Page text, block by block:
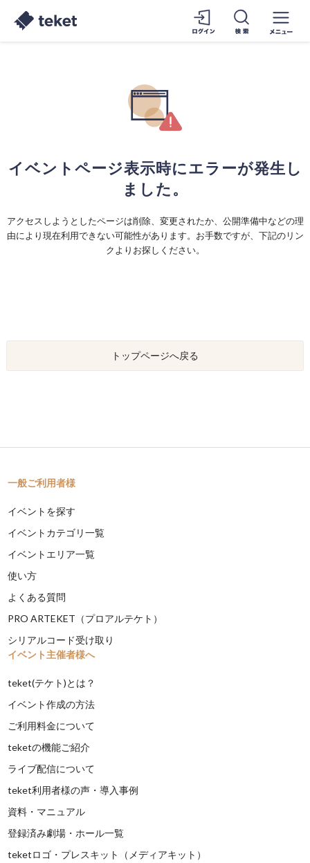
イベントページ表示時にエラーが発生し
ました。
アクセスしようとしたページは削除、変更されたか、公開準備中などの理
由により現在利用できない可能性があります。お手数ですが、下記のリン
クよりお探しください。
トップページへ戻る
一般ご利用者様
イベントを探す
イベントカテゴリ一覧
イベントエリア一覧
使い方
よくある質問
PRO ARTEKET（プロアルテケト）
シリアルコード受け取り
イベント主催者様へ
teket(テケト)とは？
イベント作成の方法
ご利用料金について
teketの機能ご紹介
ライブ配信について
teket利用者様の声・導入事例
資料・マニュアル
登録済み劇場・ホール一覧
teketロゴ・プレスキット（メディアキット）